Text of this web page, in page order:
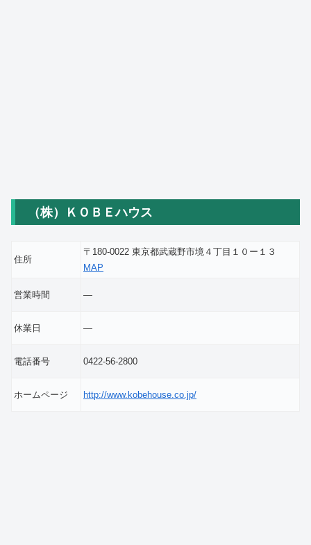
（株）ＫＯＢＥハウス
住所
〒180-0022 東京都武蔵野市境４丁目１０ー１３
MAP
営業時間 ―
休業日 ―
電話番号 0422-56-2800
ホームページ http://www.kobehouse.co.jp/